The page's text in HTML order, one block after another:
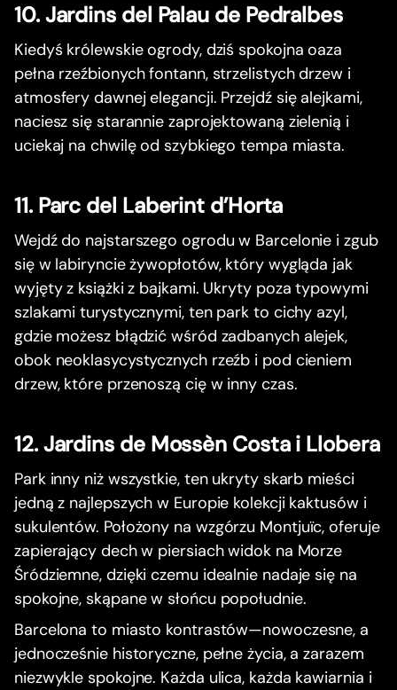
10. Jardins del Palau de Pedralbes
Kiedyś królewskie ogrody, dziś spokojna oaza
pełna rzeźbionych fontann, strzelistych drzew i
atmosfery dawnej elegancji. Przejdź się alejkami,
naciesz się starannie zaprojektowaną zielenią i
uciekaj na chwilę od szybkiego tempa miasta.
11. Parc del Laberint d’Horta
Wejdź do najstarszego ogrodu w Barcelonie i zgub
się w labiryncie żywopłotów, który wygląda jak
wyjęty z książki z bajkami. Ukryty poza typowymi
szlakami turystycznymi, ten park to cichy azyl,
gdzie możesz błądzić wśród zadbanych alejek,
obok neoklasycystycznych rzeźb i pod cieniem
drzew, które przenoszą cię w inny czas.
12. Jardins de Mossèn Costa i Llobera
Park inny niż wszystkie, ten ukryty skarb mieści
jedną z najlepszych w Europie kolekcji kaktusów i
sukulentów. Położony na wzgórzu Montjuïc, oferuje
zapierający dech w piersiach widok na Morze
Śródziemne, dzięki czemu idealnie nadaje się na
spokojne, skąpane w słońcu popołudnie.
Barcelona to miasto kontrastów—nowoczesne, a
jednocześnie historyczne, pełne życia, a zarazem
niezwykle spokojne. Każda ulica, każda kawiarnia i